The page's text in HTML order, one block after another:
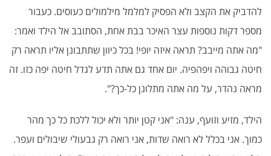
להדביק את הקצב ולא הפסיק למלמל מילמולים כעוסים. כעבור
מספר דקות נוספות עצר האיכר בבת אחת, הסתובב אל הילד ואמר:
"מה אתה מייבב? תראה איזה יופי! בכל כיוון שתתבונן אליו תראה רק
חיטה גבוהה ויפהפיה. יום אחד גם אתה תדע לגדל חיטה יפה כזו. זה
מראה נהדר, על מה אתה מתלונן כל-כך?".
הילד, מזיע וזועף, ענה: "אני קטן יותר ולא יכול ללכת כל כך מהר
כמוך. אני בכלל לא רואה שדות, אני רואה רק גבעולי שיבולים ועפר.